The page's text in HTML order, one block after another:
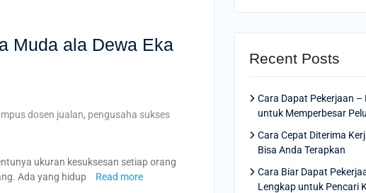
Muda ala Dewa Eka
dosen jualan, pengusaha sukses
ukuran kesuksesan setiap orang
Ada yang hidup
Read more
Recent Posts
Cara Dapat Pekerjaan
untuk Memperbesar
Cara Cepat Diterima
Bisa Anda Terapkan
Cara Biar Dapat
Lengkap untuk Pencari